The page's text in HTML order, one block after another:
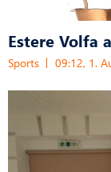
Estere Volfa
Sports 09:12, 1.